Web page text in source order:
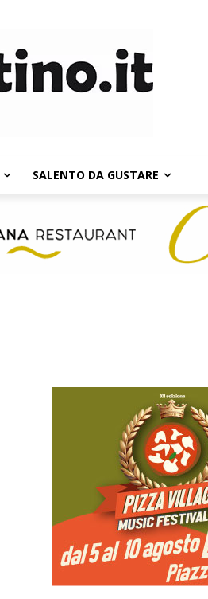
SALENTO DA GUSTARE